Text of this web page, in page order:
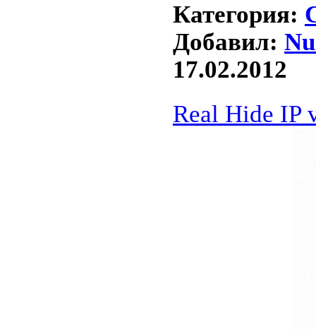
Категория:
Добавил:
17.02.2012
Real Hide IP